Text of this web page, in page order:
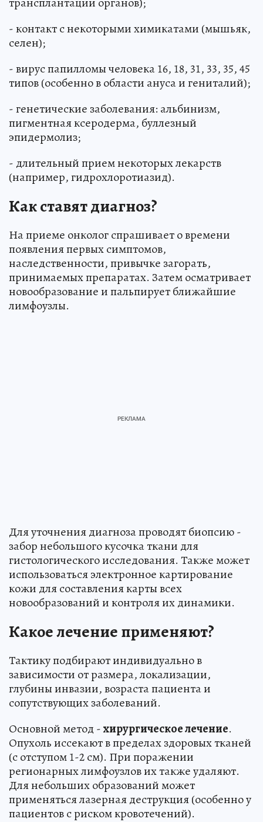
- контакт с некоторыми химикатами (мышьяк,
селен);
- вирус папилломы человека 16, 18, 31, 33, 35, 45
типов (особенно в области ануса и гениталий);
- генетические заболевания: альбинизм,
пигментная ксеродерма, буллезный
эпидермолиз;
- длительный прием некоторых лекарств
(например, гидрохлоротиазид).
Как ставят диагноз?
На приеме онколог спрашивает о времени
появления первых симптомов,
наследственности, привычке загорать,
принимаемых препаратах. Затем осматривает
новообразование и пальпирует ближайшие
лимфоузлы.
Для уточнения диагноза проводят биопсию -
забор небольшого кусочка ткани для
гистологического исследования. Также может
использоваться электронное картирование
кожи для составления карты всех
новообразований и контроля их динамики.
Какое лечение применяют?
Тактику подбирают индивидуально в
зависимости от размера, локализации,
глубины инвазии, возраста пациента и
сопутствующих заболеваний.
Основной метод -хирургическое лечение.
Опухоль иссекают в пределах здоровых тканей
(с отступом 1-2 см). При поражении
регионарных лимфоузлов их также удаляют.
Для небольших образований может
применяться лазерная деструкция (особенно у
пациентов с риском кровотечений).